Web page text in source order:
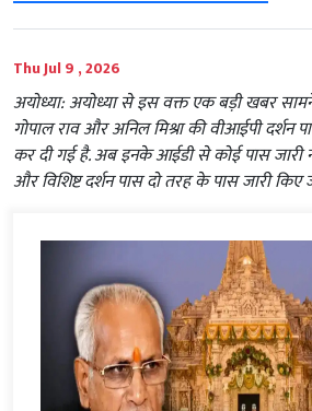
Thu Jul 9 , 2026
अयोध्या: अयोध्या से इस वक्त एक बड़ी खबर
गोपाल राव और अनिल मिश्रा की वीआईपी दर्शन
कर दी गई है. अब इनके आईडी से कोई पास जारी
और विशिष्ट दर्शन पास दो तरह के पास जारी